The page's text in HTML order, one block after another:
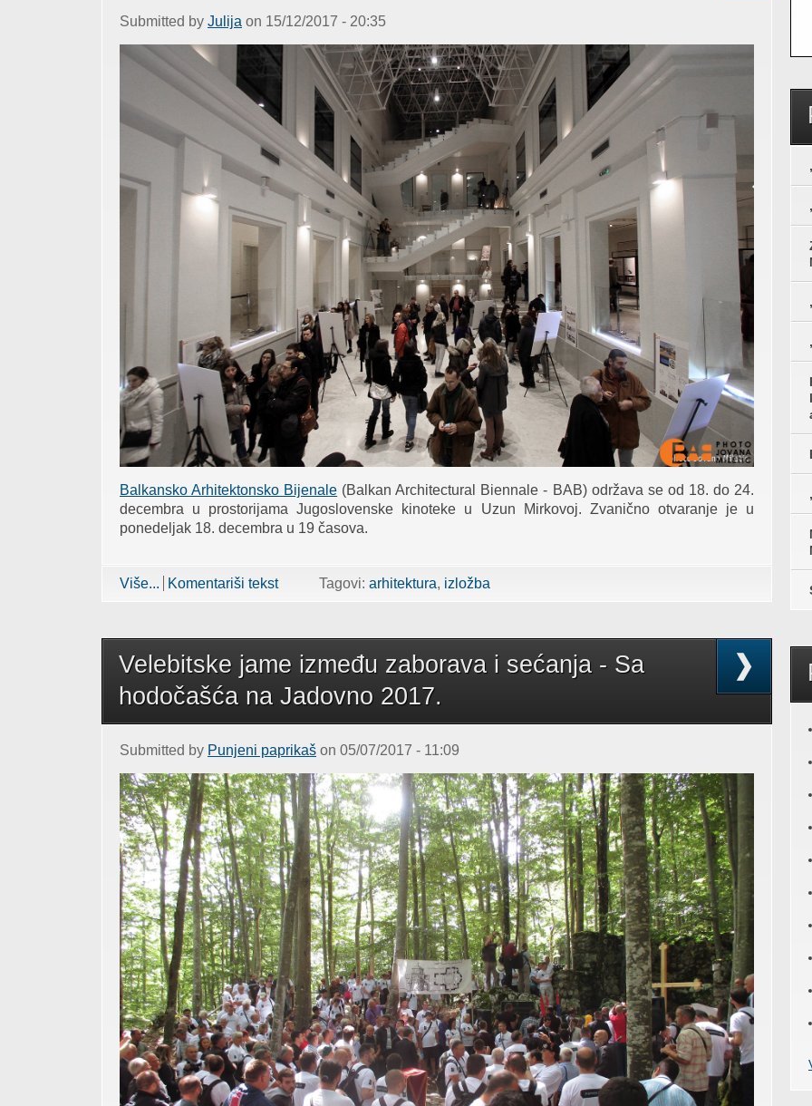
Submitted by Julija on 15/12/2017 - 20:35
Balkansko Arhitektonsko Bijenale (Balkan Architectural Biennale - BAB) održava se od 18. do 24.
decembra u prostorijama Jugoslovenske kinoteke u Uzun Mirkovoj. Zvanično otvaranje je u
ponedeljak 18. decembra u 19 časova.
Više... about Arhitektonsko bijenale treći put u Beogradu
Komentariši tekst Tagovi: arhitektura izložba
Velebitske jame između zaborava i sećanja - Sa
hodočašća na Jadovno 2017.
Submitted by Punjeni paprikaš on 05/07/2017 - 11:09